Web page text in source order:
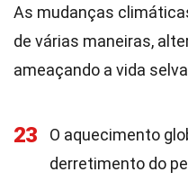
As mudanças
de várias maneiras,
ameaçando a vida
23
O aquecimento
derretimento do